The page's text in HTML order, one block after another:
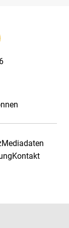
Mediadaten
Kontakt